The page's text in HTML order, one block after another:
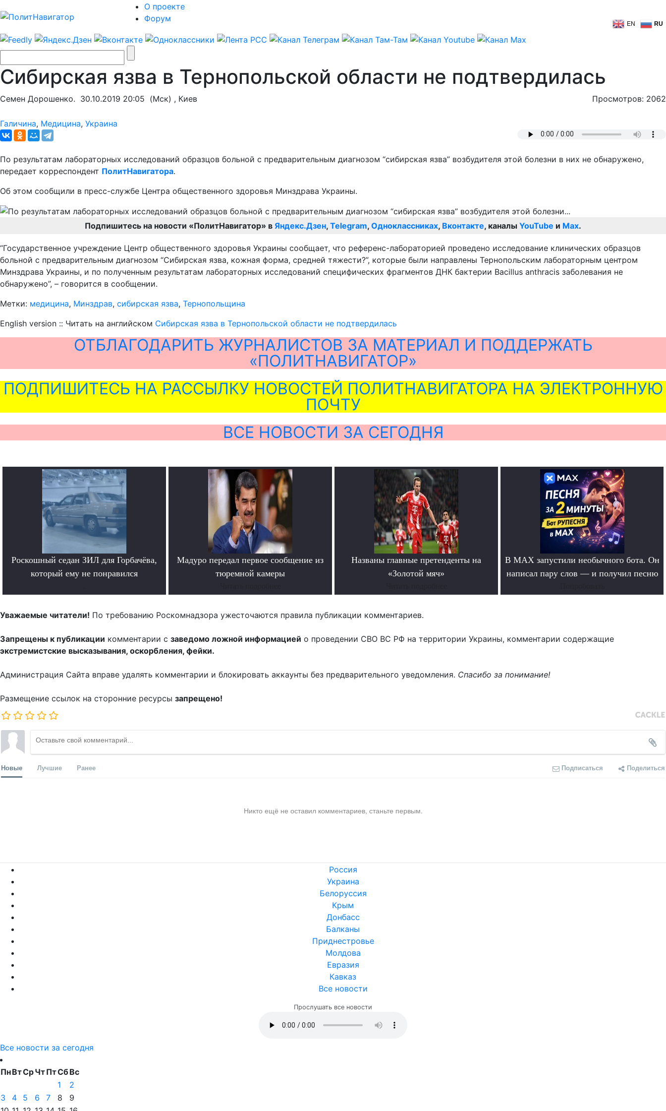
О проекте
Форум
EN RU
Сибирская язва в Тернопольской области не подтвердилась
Семен Дорошенко. 30.10.2019 20:05 (Мск) , Киев Просмотров: 2062
Галичина, Медицина, Украина
По результатам лабораторных исследований образцов больной с предварительным диагнозом “сибирская язва” возбудителя этой болезни в них не обнаружено,
передает корреспондент ПолитНавигатора.
Об этом сообщили в пресс-службе Центра общественного здоровья Минздрава Украины.
Подпишитесь на новости «ПолитНавигатор» в Яндекс.Дзен, Telegram, Одноклассниках, Вконтакте, каналы YouTube и Max.
“Государственное учреждение Центр общественного здоровья Украины сообщает, что референс-лабораторией проведено исследование клинических образцов
больной с предварительным диагнозом “Сибирская язва, кожная форма, средней тяжести?”, которые были направлены Тернопольским лабораторным центром
Минздрава Украины, и по полученным результатам лабораторных исследований специфических фрагментов ДНК бактерии Bacillus anthracis заболевания не
обнаружено”, – говорится в сообщении.
Метки: медицина, Минздрав, сибирская язва, Тернопольщина
English version :: Читать на английском Сибирская язва в Тернопольской области не подтвердилась
ОТБЛАГОДАРИТЬ ЖУРНАЛИСТОВ ЗА МАТЕРИАЛ И ПОДДЕРЖАТЬ
«ПОЛИТНАВИГАТОР»
ПОДПИШИТЕСЬ НА РАССЫЛКУ НОВОСТЕЙ ПОЛИТНАВИГАТОРА НА ЭЛЕКТРОННУЮ
ПОЧТУ
ВСЕ НОВОСТИ ЗА СЕГОДНЯ
Роскошный седан ЗИЛ для Горбачёва,
который ему не понравился
Мадуро передал первое сообщение из
тюремной камеры
Названы главные претенденты на
«Золотой мяч»
В MAX запустили необычного бота. Он
написал пару слов — и получил песню
Уважаемые читатели! По требованию Роскомнадзора ужесточаются правила публикации комментариев.
Запрещены к публикации комментарии с заведомо ложной информацией о проведении СВО ВС РФ на территории Украины, комментарии содержащие
экстремистские высказывания, оскорбления, фейки.
Администрация Сайта вправе удалять комментарии и блокировать аккаунты без предварительного уведомления. Спасибо за понимание!
Размещение ссылок на сторонние ресурсы запрещено!
Новые Лучшие Ранее Подписаться Поделиться
Никто ещё не оставил комментариев, станьте первым.
Россия
Украина
Белоруссия
Крым
Донбасс
Балканы
Приднестровье
Молдова
Евразия
Кавказ
Все новости
Прослушать все новости
Все новости за сегодня
ПнВтСрЧтПтСбВс
1
2
3
4 5 6 7 8
9